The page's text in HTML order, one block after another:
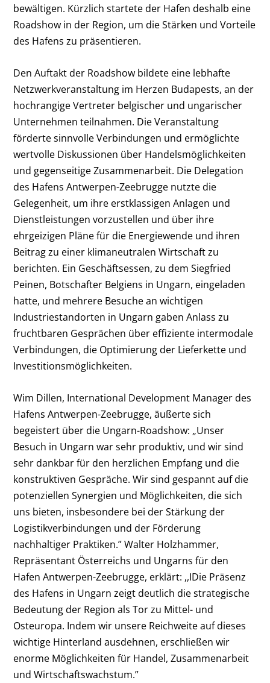
bewältigen. Kürzlich startete der Hafen deshalb eine
Roadshow in der Region, um die Stärken und Vorteile
des Hafens zu präsentieren.
Den Auftakt der Roadshow bildete eine lebhafte
Netzwerkveranstaltung im Herzen Budapests, an der
hochrangige Vertreter belgischer und ungarischer
Unternehmen teilnahmen. Die Veranstaltung
förderte sinnvolle Verbindungen und ermöglichte
wertvolle Diskussionen über Handelsmöglichkeiten
und gegenseitige Zusammenarbeit. Die Delegation
des Hafens Antwerpen-Zeebrugge nutzte die
Gelegenheit, um ihre erstklassigen Anlagen und
Dienstleistungen vorzustellen und über ihre
ehrgeizigen Pläne für die Energiewende und ihren
Beitrag zu einer klimaneutralen Wirtschaft zu
berichten. Ein Geschäftsessen, zu dem Siegfried
Peinen, Botschafter Belgiens in Ungarn, eingeladen
hatte, und mehrere Besuche an wichtigen
Industriestandorten in Ungarn gaben Anlass zu
fruchtbaren Gesprächen über effiziente intermodale
Verbindungen, die Optimierung der Lieferkette und
Investitionsmöglichkeiten.
Wim Dillen, International Development Manager des
Hafens Antwerpen-Zeebrugge, äußerte sich
begeistert über die Ungarn-Roadshow: „Unser
Besuch in Ungarn war sehr produktiv, und wir sind
sehr dankbar für den herzlichen Empfang und die
konstruktiven Gespräche. Wir sind gespannt auf die
potenziellen Synergien und Möglichkeiten, die sich
uns bieten, insbesondere bei der Stärkung der
Logistikverbindungen und der Förderung
nachhaltiger Praktiken.” Walter Holzhammer,
Repräsentant Österreichs und Ungarns für den
Hafen Antwerpen-Zeebrugge, erklärt: ,,IDie Präsenz
des Hafens in Ungarn zeigt deutlich die strategische
Bedeutung der Region als Tor zu Mittel- und
Osteuropa. Indem wir unsere Reichweite auf dieses
wichtige Hinterland ausdehnen, erschließen wir
enorme Möglichkeiten für Handel, Zusammenarbeit
und Wirtschaftswachstum.”